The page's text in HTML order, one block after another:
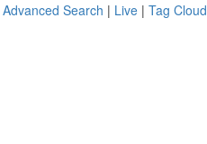
Advanced Search | Live | Tag Cloud